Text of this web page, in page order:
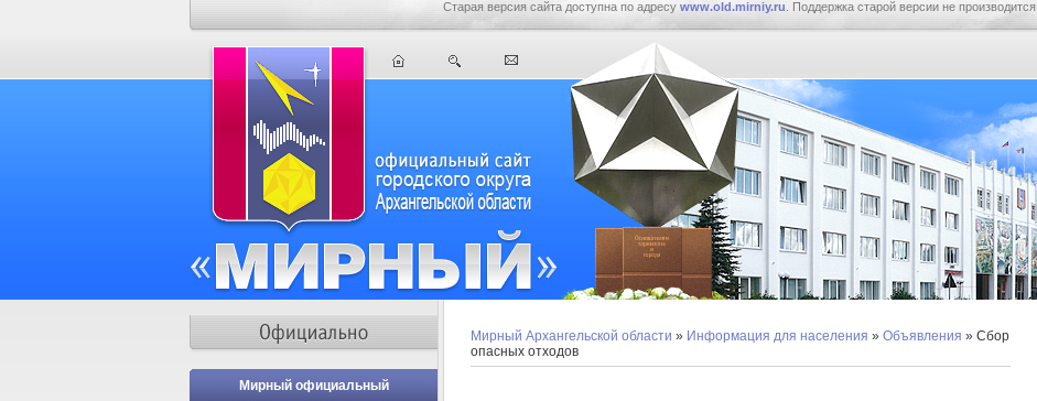
Старая версия сайта доступна по адресу www.old.mirniy.ru . Поддержка старой версии не производится.
Мирный официальный
Мирный Архангельской области » Информация для населения » Объявления » Сбор
опасных отходов